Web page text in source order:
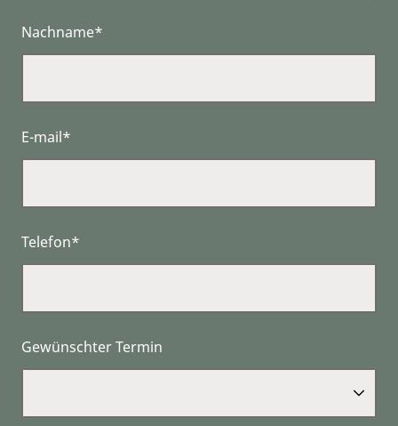
Nachname*
E-mail*
Telefon*
Gewünschter Termin